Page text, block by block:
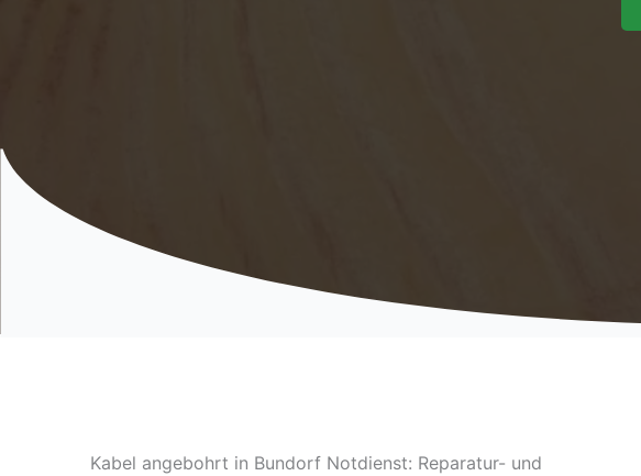
Kabel angebohrt in Bundorf Notdienst: Reparatur- und